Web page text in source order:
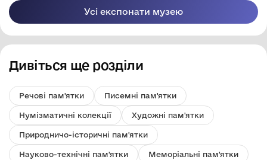
Усі експонати музею
Дивіться ще розділи
Речові пам'ятки Писемні пам'ятки
Нумізматичні колекції Художні пам'ятки
Природничо-історичні пам'ятки
Науково-технічні пам'ятки Меморіальні пам'ятки